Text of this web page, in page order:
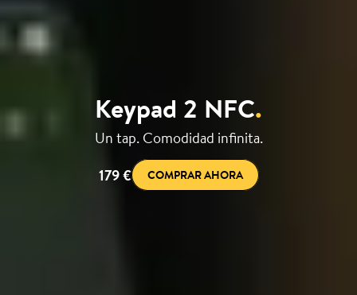
Keypad 2 NFC.
Un tap. Comodidad infinita.
179 €
COMPRAR AHORA